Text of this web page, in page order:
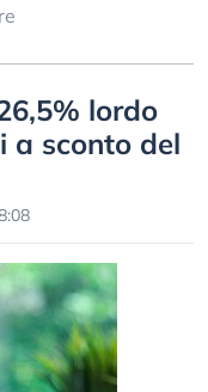
lordo
a sconto del